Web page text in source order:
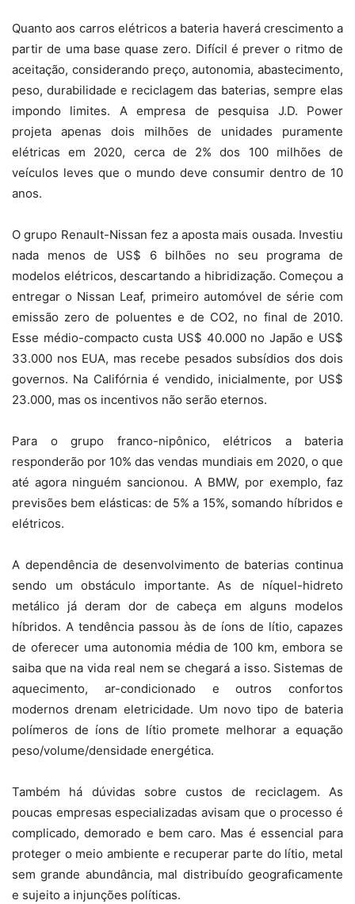
Quanto aos carros elétricos a bateria haverá crescimento a
partir de uma base quase zero. Difícil é prever o ritmo de
aceitação, considerando preço, autonomia, abastecimento,
peso, durabilidade e reciclagem das baterias, sempre elas
impondo limites. A empresa de pesquisa J.D. Power
projeta apenas dois milhões de unidades puramente
elétricas em 2020, cerca de 2% dos 100 milhões de
veículos leves que o mundo deve consumir dentro de 10
anos.
O grupo Renault-Nissan fez a aposta mais ousada. Investiu
nada menos de US$ 6 bilhões no seu programa de
modelos elétricos, descartando a hibridização. Começou a
entregar o Nissan Leaf, primeiro automóvel de série com
emissão zero de poluentes e de CO2, no final de 2010.
Esse médio-compacto custa US$ 40.000 no Japão e US$
33.000 nos EUA, mas recebe pesados subsídios dos dois
governos. Na Califórnia é vendido, inicialmente, por US$
23.000, mas os incentivos não serão eternos.
Para o grupo franco-nipônico, elétricos a bateria
responderão por 10% das vendas mundiais em 2020, o que
até agora ninguém sancionou. A BMW, por exemplo, faz
previsões bem elásticas: de 5% a 15%, somando híbridos e
elétricos.
A dependência de desenvolvimento de baterias continua
sendo um obstáculo importante. As de níquel-hidreto
metálico já deram dor de cabeça em alguns modelos
híbridos. A tendência passou às de íons de lítio, capazes
de oferecer uma autonomia média de 100 km, embora se
saiba que na vida real nem se chegará a isso. Sistemas de
aquecimento, ar-condicionado e outros confortos
modernos drenam eletricidade. Um novo tipo de bateria
polímeros de íons de lítio promete melhorar a equação
peso/volume/densidade energética.
Também há dúvidas sobre custos de reciclagem. As
poucas empresas especializadas avisam que o processo é
complicado, demorado e bem caro. Mas é essencial para
proteger o meio ambiente e recuperar parte do lítio, metal
sem grande abundância, mal distribuído geograficamente
e sujeito a injunções políticas.